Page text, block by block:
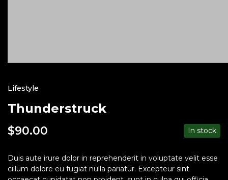
Lifestyle
Thunderstruck
$90.00 In stock
Duis aute irure dolor in reprehenderit in voluptate velit esse
cillum dolore eu fugiat nulla pariatur. Excepteur sint